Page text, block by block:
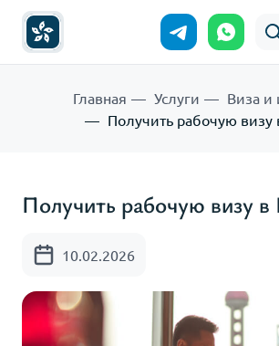
Главная Услуги
Виза и
Получить рабочую визу
Получить рабочую визу в
10.02.2026